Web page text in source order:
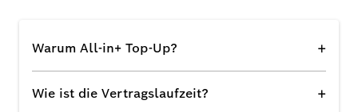
Warum All-in+ Top-Up? +
Wie ist die Vertragslaufzeit? +